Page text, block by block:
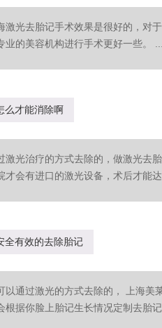
激光去胎记手术效果是很好的，对
业的美容机构进行手术更好一些。
么才能消除啊
激光治疗的方式去除的，做激光去
才会有进口的激光设备，术后才能
全有效的去除胎记
以通过激光的方式去除的， 上海美
根据你脸上胎记生长情况定制去胎